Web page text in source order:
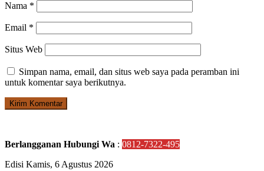
Nama *
Email *
Situs Web
Simpan nama, email, dan situs web saya pada peramban ini
untuk komentar saya berikutnya.
Berlangganan Hubungi Wa : 0812-7322-495
Edisi Kamis, 6 Agustus 2026